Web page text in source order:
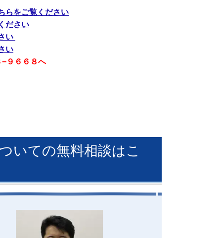
らをご覧ください
ださい
い
い
９６６８へ
いての無料相談はこ